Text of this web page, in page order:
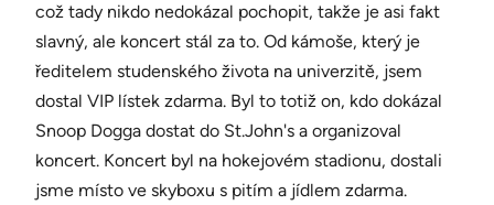
což tady nikdo nedokázal pochopit, takže je asi fakt
slavný, ale koncert stál za to. Od kámoše, který je
ředitelem studenského života na univerzitě, jsem
dostal VIP lístek zdarma. Byl to totiž on, kdo dokázal
Snoop Dogga dostat do St.John's a organizoval
koncert. Koncert byl na hokejovém stadionu, dostali
jsme místo ve skyboxu s pitím a jídlem zdarma.